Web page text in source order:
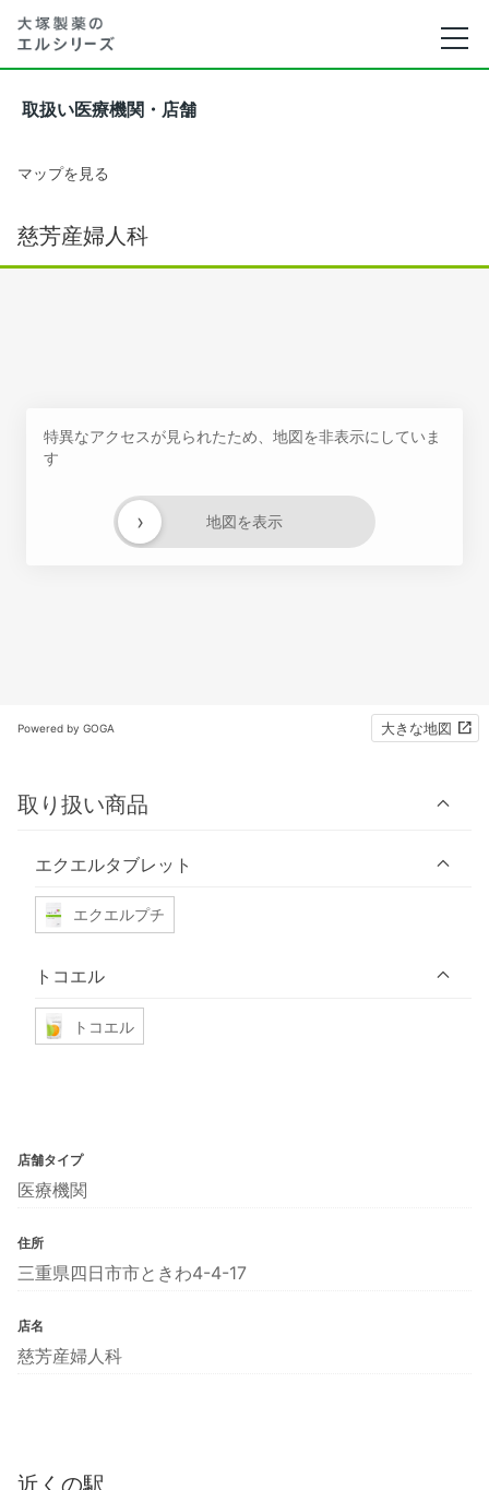
取扱い医療機関・店舗
マップを見る
慈芳産婦人科
特異なアクセスが見られたため、地図を非表示にしていま
す
地図を表示
›
Powered by GOGA 大きな地図
取り扱い商品
エクエルタブレット
エクエルプチ
トコエル
トコエル
店舗タイプ
医療機関
住所
三重県四日市市ときわ4-4-17
店名
慈芳産婦人科
近くの駅